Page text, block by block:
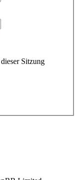
Sitzung